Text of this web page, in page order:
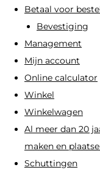
worden
op
de
Betaal voor
Bevestiging
Management
Mijn account
Online calculator
Winkel
Winkelwagen
Al meer dan 20
maken en
Schuttingen